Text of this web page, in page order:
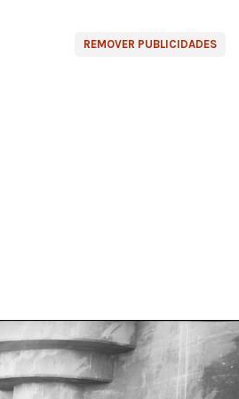
REMOVER PUBLICIDADES